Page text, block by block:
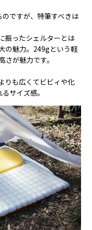
ですが、特筆すべきは
振ったシェルターとは
の魅力。249gという軽
が魅力です。
りも広くてビビィや化
サイズ感。